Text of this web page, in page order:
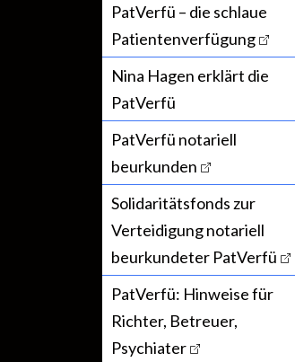
PatVerfü – die schlaue
Patientenverfügung
Nina Hagen erklärt die
PatVerfü
PatVerfü notariell
beurkunden
Solidaritätsfonds zur
Verteidigung notariell
beurkundeter PatVerfü
PatVerfü: Hinweise für
Richter, Betreuer,
Psychiater